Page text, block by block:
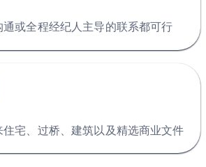
或全程经纪人主导的联系都可行
宅、过桥、建筑以及精选商业文件